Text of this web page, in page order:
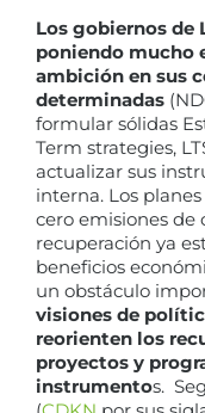
Los gobiernos de
poniendo mucho
ambición en sus
determinadas
formular sólidas
Term strategies,
actualizar sus
interna. Los
cero emisiones de
recuperación ya
beneficios
un obstáculo
visiones de
reorienten los
proyectos y
instrumentos.